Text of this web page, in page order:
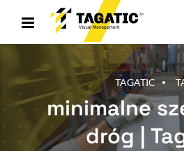
TAGATIC
minimalne
dróg |